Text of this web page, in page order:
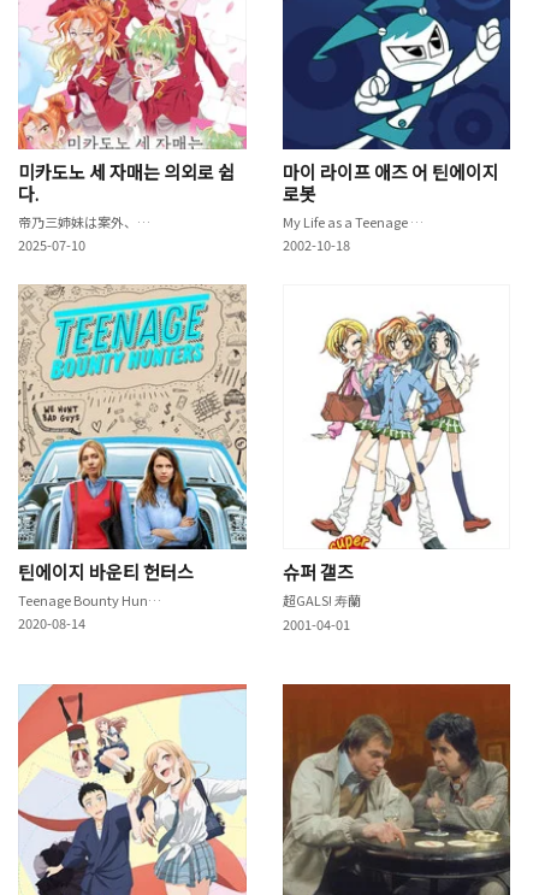
미카도노 세 자매는 의외로 쉽
다.
帝乃三姉妹は案外、チョロい。
2025-07-10
마이 라이프 애즈 어 틴에이지
로봇
My Life as a Teenage Robot
2002-10-18
틴에이지 바운티 헌터스
Teenage Bounty Hunters
2020-08-14
슈퍼 갤즈
超GALS! 寿蘭
2001-04-01